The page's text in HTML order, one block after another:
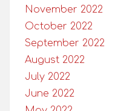
November 2022
October 2022
September 2022
August 2022
July 2022
June 2022